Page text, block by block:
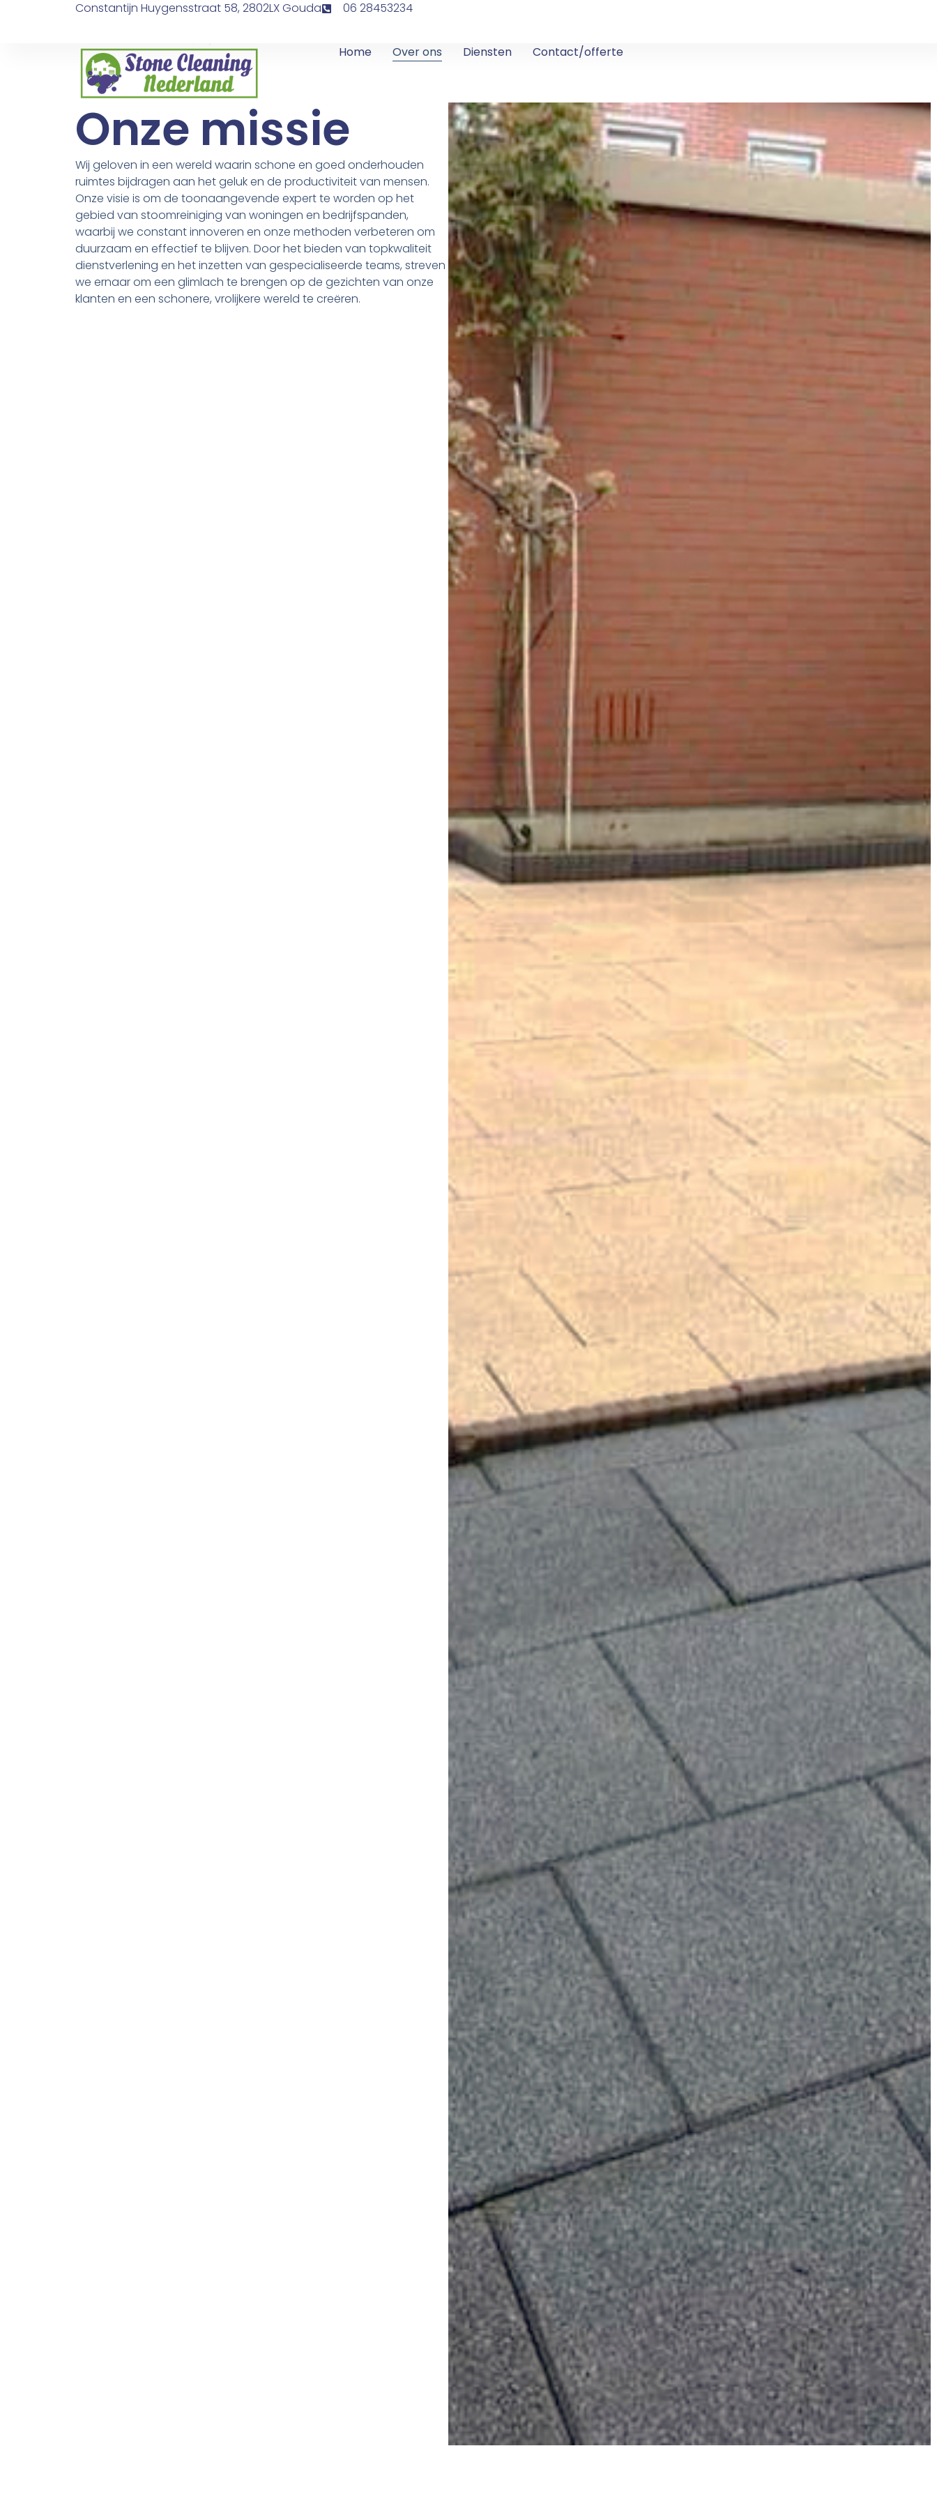
Constantijn Huygensstraat 58, 2802LX Gouda 06 28453234
Home Over ons Diensten Contact/offerte
Onze missie
Wij geloven in een wereld waarin schone en goed onderhouden
ruimtes bijdragen aan het geluk en de productiviteit van mensen.
Onze visie is om de toonaangevende expert te worden op het
gebied van stoomreiniging van woningen en bedrijfspanden,
waarbij we constant innoveren en onze methoden verbeteren om
duurzaam en effectief te blijven. Door het bieden van topkwaliteit
dienstverlening en het inzetten van gespecialiseerde teams, streven
we ernaar om een glimlach te brengen op de gezichten van onze
klanten en een schonere, vrolijkere wereld te creëren.